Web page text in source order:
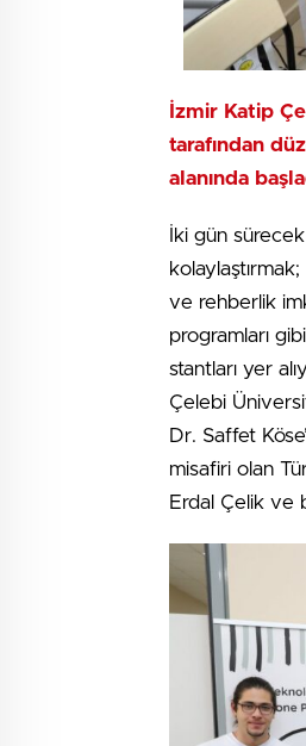
İzmir Katip
tarafından
alanında
İki gün
ve rehberlik
programları
stantları yer
Çelebi
Dr. Saffet
misafiri olan
Erdal Çelik ve